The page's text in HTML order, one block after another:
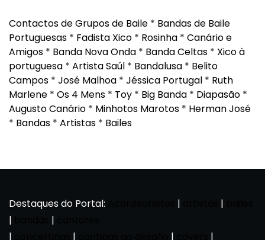
Contactos de Grupos de Baile * Bandas de Baile
Portuguesas * Fadista Xico * Rosinha * Canário e
Amigos * Banda Nova Onda * Banda Celtas * Xico à
portuguesa * Artista Saúl * Bandalusa * Belito
Campos * José Malhoa * Jéssica Portugal * Ruth
Marlene * Os 4 Mens * Toy * Big Banda * Diapasão *
Augusto Canário * Minhotos Marotos * Herman José
* Bandas * Artistas * Bailes
Destaques do Portal: | |
|
|
|
| |
|